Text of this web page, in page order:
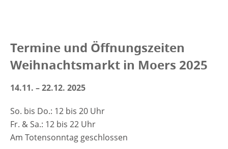
Termine und Öffnungszeiten
Weihnachtsmarkt in Moers 2025
14.11. – 22.12. 2025
So. bis Do.: 12 bis 20 Uhr
Fr. & Sa.: 12 bis 22 Uhr
Am Totensonntag geschlossen